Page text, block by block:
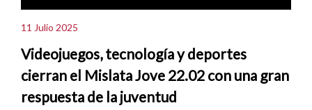
11 Julio 2025
Videojuegos, tecnología y deportes
cierran el Mislata Jove 22.02 con una gran
respuesta de la juventud